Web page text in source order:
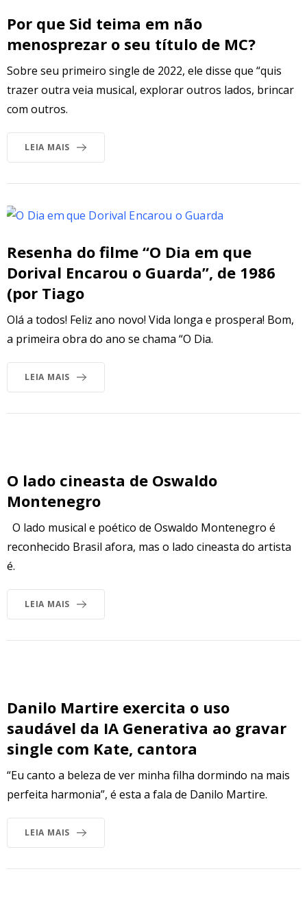
Por que Sid teima em não
menosprezar o seu título de MC?
Sobre seu primeiro single de 2022, ele disse que “quis
trazer outra veia musical, explorar outros lados, brincar
com outros.
LEIA MAIS
Resenha do filme “O Dia em que
Dorival Encarou o Guarda”, de 1986
(por Tiago
Olá a todos! Feliz ano novo! Vida longa e prospera! Bom,
a primeira obra do ano se chama “O Dia.
LEIA MAIS
O lado cineasta de Oswaldo
Montenegro
O lado musical e poético de Oswaldo Montenegro é
reconhecido Brasil afora, mas o lado cineasta do artista
é.
LEIA MAIS
Danilo Martire exercita o uso
saudável da IA Generativa ao gravar
single com Kate, cantora
“Eu canto a beleza de ver minha filha dormindo na mais
perfeita harmonia”, é esta a fala de Danilo Martire.
LEIA MAIS